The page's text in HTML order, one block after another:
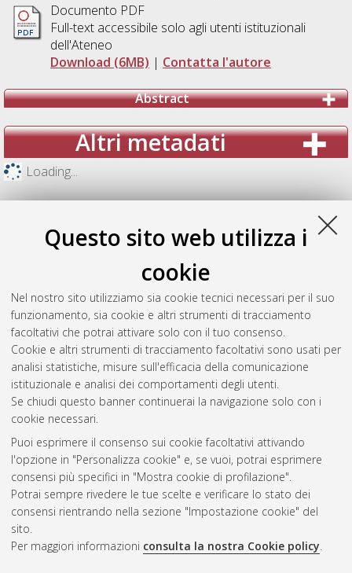
Questo sito web utilizza i
cookie
Nel nostro sito utilizziamo sia cookie tecnici necessari per il suo
funzionamento, sia cookie e altri strumenti di tracciamento
facoltativi che potrai attivare solo con il tuo consenso.
Cookie e altri strumenti di tracciamento facoltativi sono usati per
analisi statistiche, misure sull'efficacia della comunicazione
istituzionale e analisi dei comportamenti degli utenti.
Se chiudi questo banner continuerai la navigazione solo con i
cookie necessari.
Puoi esprimere il consenso sui cookie facoltativi attivando
l'opzione in "Personalizza cookie" e, se vuoi, potrai esprimere
consensi più specifici in "Mostra cookie di profilazione".
Potrai sempre rivedere le tue scelte e verificare lo stato dei
consensi rientrando nella sezione "Impostazione cookie" del
sito.
Per maggiori informazioni consulta la nostra Cookie policy.
Documento PDF
Full-text accessibile solo agli utenti istituzionali
dell'Ateneo
Download (6MB) | Contatta l'autore
Abstract
Altri metadati
Loading...
Gestione del documento:
Atom
Rss 1.0
Rss 2.0
AMS Laurea